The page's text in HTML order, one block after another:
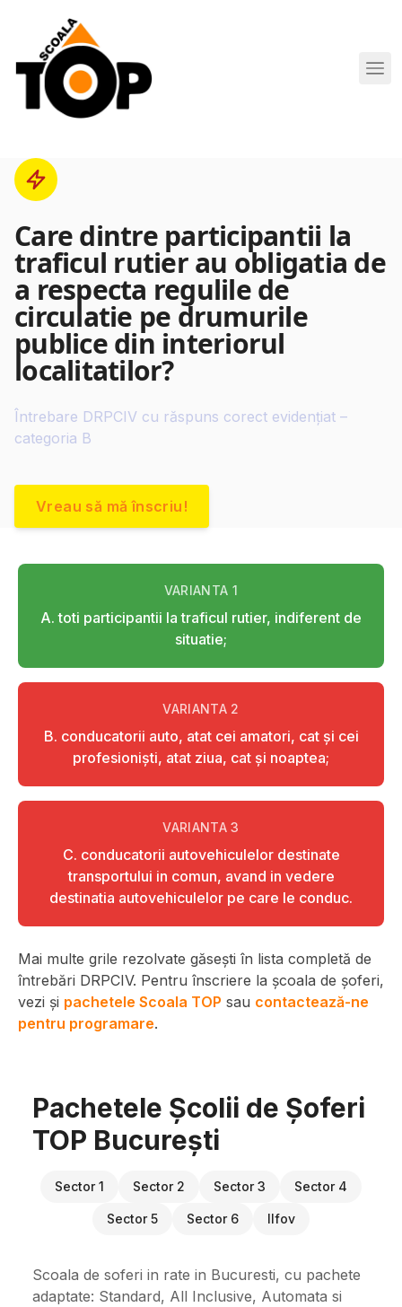
Scoala de Soferi TOP navigation
Care dintre participantii la
traficul rutier au obligatia de
a respecta regulile de
circulatie pe drumurile
publice din interiorul
localitatilor?
Întrebare DRPCIV cu răspuns corect evidențiat –
categoria B
Vreau să mă înscriu!
VARIANTA 1
A. toti participantii la traficul rutier, indiferent de
situatie;
VARIANTA 2
B. conducatorii auto, atat cei amatori, cat şi cei
profesionişti, atat ziua, cat şi noaptea;
VARIANTA3
C. conducatorii autovehiculelor destinate
transportului in comun, avand in vedere
destinatia autovehiculelor pe care le conduc.
Mai multe grile rezolvate găsești în lista completă de
întrebări DRPCIV. Pentru înscriere la școala de șoferi,
vezi și pachetele Scoala TOP sau contactează-ne
pentru programare.
Pachetele Școlii de Șoferi
TOP București
Sector 1 Sector 2 Sector 3 Sector 4
Sector 5 Sector 6 Ilfov
Scoala de soferi in rate in Bucuresti, cu pachete
adaptate: Standard, All Inclusive, Automata si